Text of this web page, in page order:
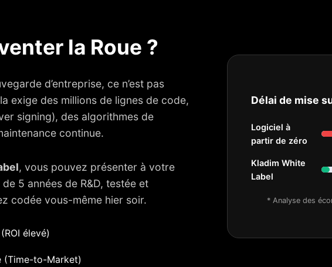
la Roue ?
d’entreprise, ce n’est pas
exige des millions de lignes de code,
signing), des algorithmes de
continue.
, vous pouvez présenter à votre
5 années de R&D, testée et
codée vous-même hier soir.
élevé)
(Time-to-Market)
Délai de mise
Logiciel à
partir de zéro
Kladim White
Label
* Analyse des